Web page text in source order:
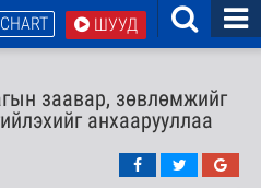
ШУУД
CHART
заавар, зөвлөмжийг
анхаарууллаа